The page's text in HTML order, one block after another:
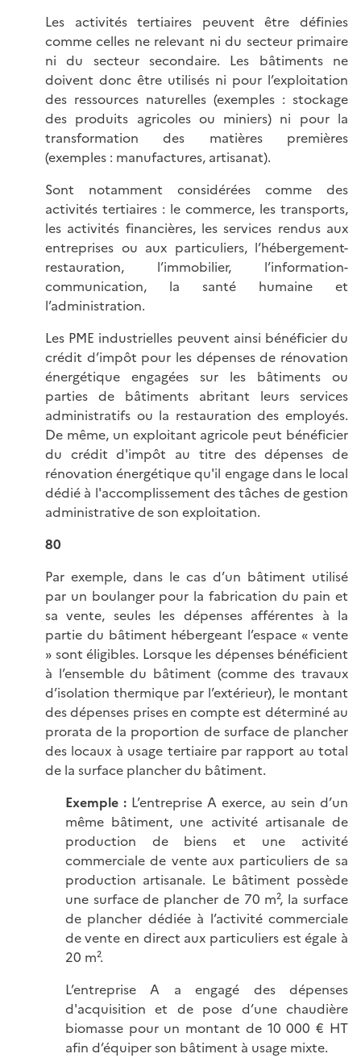
Les activités tertiaires peuvent être définies
comme celles ne relevant ni du secteur primaire
ni du secteur secondaire. Les bâtiments ne
doivent donc être utilisés ni pour l’exploitation
des ressources naturelles (exemples : stockage
des produits agricoles ou miniers) ni pour la
transformation des matières premières
(exemples : manufactures, artisanat).
Sont notamment considérées comme des
activités tertiaires : le commerce, les transports,
les activités financières, les services rendus aux
entreprises ou aux particuliers, l’hébergement-
restauration, l’immobilier, l’information-
communication, la santé humaine et
l’administration.
Les PME industrielles peuvent ainsi bénéficier du
crédit d’impôt pour les dépenses de rénovation
énergétique engagées sur les bâtiments ou
parties de bâtiments abritant leurs services
administratifs ou la restauration des employés.
De même, un exploitant agricole peut bénéficier
du crédit d'impôt au titre des dépenses de
rénovation énergétique qu'il engage dans le local
dédié à l'accomplissement des tâches de gestion
administrative de son exploitation.
80
Par exemple, dans le cas d’un bâtiment utilisé
par un boulanger pour la fabrication du pain et
sa vente, seules les dépenses afférentes à la
partie du bâtiment hébergeant l’espace « vente
» sont éligibles. Lorsque les dépenses bénéficient
à l’ensemble du bâtiment (comme des travaux
d’isolation thermique par l’extérieur), le montant
des dépenses prises en compte est déterminé au
prorata de la proportion de surface de plancher
des locaux à usage tertiaire par rapport au total
de la surface plancher du bâtiment.
Exemple :L’entreprise A exerce, au sein d’un
même bâtiment, une activité artisanale de
production de biens et une activité
commerciale de vente aux particuliers de sa
production artisanale. Le bâtiment possède
une surface de plancher de 70 m², la surface
de plancher dédiée à l’activité commerciale
de vente en direct aux particuliers est égale à
20 m².
L’entreprise A a engagé des dépenses
d'acquisition et de pose d’une chaudière
biomasse pour un montant de 10 000 € HT
afin d’équiper son bâtiment à usage mixte.